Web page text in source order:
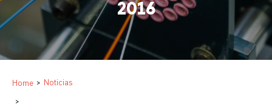
2016
Sobrescribir
Home Noticias